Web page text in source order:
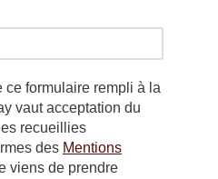
ce formulaire rempli à la
vaut acceptation du
recueillies
des Mentions
viens de prendre